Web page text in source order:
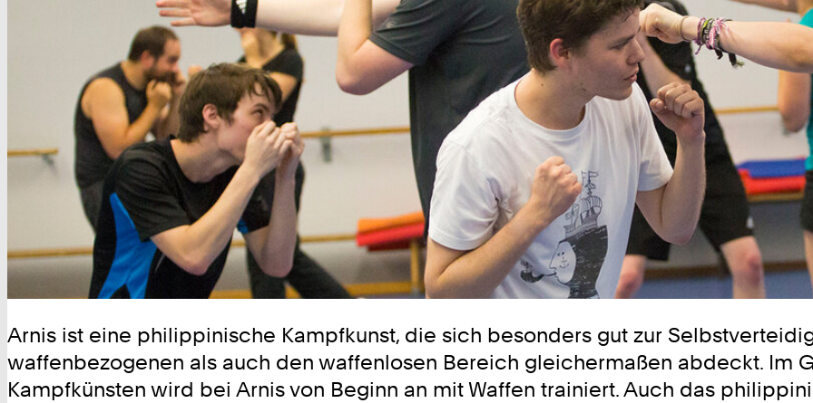
Arnis ist eine philippinische Kampfkunst, die sich besonders gut zur
waffenbezogenen als auch den waffenlosen Bereich gleichermaßen abdeckt. Im
Kampfkünsten wird bei Arnis von Beginn an mit Waffen trainiert. Auch das